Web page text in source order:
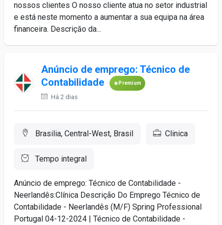
nossos clientes O nosso cliente atua no setor industrial
e está neste momento a aumentar a sua equipa na área
financeira. Descriçăo da...
Anúncio de emprego: Técnico de
Contabilidade
Premium
Há 2 dias
Brasilia, Central-West, Brasil Clinica
Tempo integral
Anúncio de emprego: Técnico de Contabilidade -
Neerlandês:Clínica Descrição Do Emprego Técnico de
Contabilidade - Neerlandês (M/F) Spring Professional
Portugal 04-12-2024 | Técnico de Contabilidade -